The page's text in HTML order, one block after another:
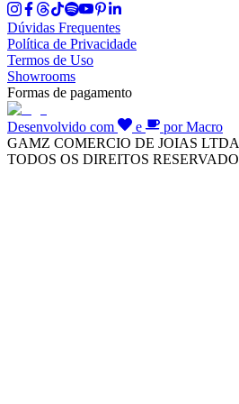
Dúvidas Frequentes
Política de Privacidade
Termos de Uso
Showrooms
Formas de pagamento
Desenvolvido com e
por Macro
GAMZ COMERCIO DE JOIAS LTDA
TODOS OS DIREITOS